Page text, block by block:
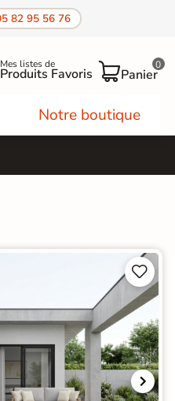
82 95 56 76
Mes listes de
Produits Favoris Panier
0
Notre boutique

